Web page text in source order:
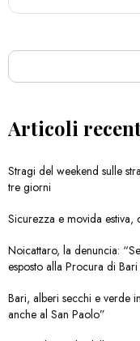
Articoli
Stragi del weekend sulle
tre giorni
Sicurezza e movida estiva,
Noicattaro, la denuncia:
esposto alla Procura di Bari
Bari, alberi secchi e verde
anche al San Paolo”